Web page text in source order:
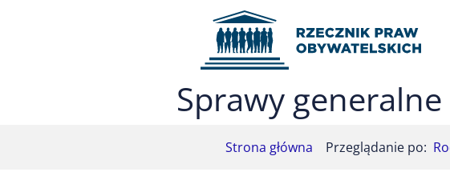
Przejdź do menu głównego (nacisnij Enter)
Przejdź do mapy serwisu (nacisnij Enter)
Sprawy
Strona główna Przeglądanie po: